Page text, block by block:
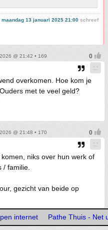
maandag 13 januari 2025 21:00 schreef
@ 21:42 • 169
overkomen. Hoe kom je
met te veel geld?
@ 21:48 • 170
niks over hun werk of
/ familie.
gezicht van beide op
internet Pathe Thuis - Net